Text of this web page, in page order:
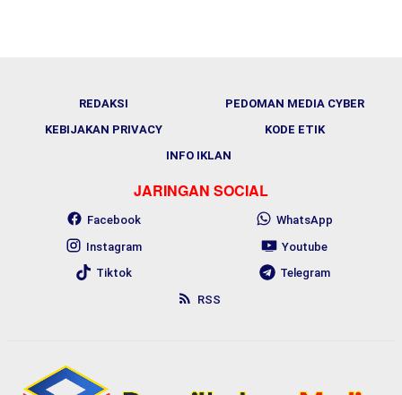
REDAKSI
PEDOMAN MEDIA CYBER
KEBIJAKAN PRIVACY
KODE ETIK
INFO IKLAN
JARINGAN SOCIAL
Facebook
WhatsApp
Instagram
Youtube
Tiktok
Telegram
RSS